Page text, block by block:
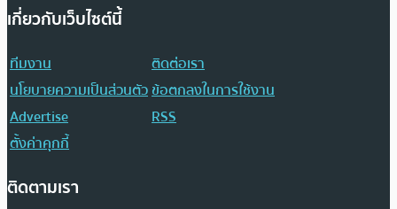
เกี่ยวกับเว็บไซต์นี้
ทีมงาน
ติดต่อเรา
นโยบายความเป็นส่วนตัวข้อตกลงในการใช้งาน
Advertise
RSS
ตั้งค่าคุกกี้
ติดตามเรา